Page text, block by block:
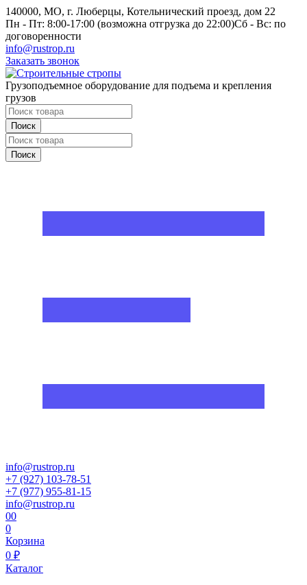
140000, МО, г. Люберцы, Котельнический проезд, дом 22
Пн - Пт: 8:00-17:00 (возможна отгрузка до 22:00)Сб - Вс: по
договоренности
info@rustrop.ru
Заказать звонок
Грузоподъемное оборудование для подъема и крепления
грузов
Поиск
Поиск
info@rustrop.ru
+7 (927) 103-78-51
+7 (977) 955-81-15
info@rustrop.ru
00
0
Корзина
0 ₽
Каталог